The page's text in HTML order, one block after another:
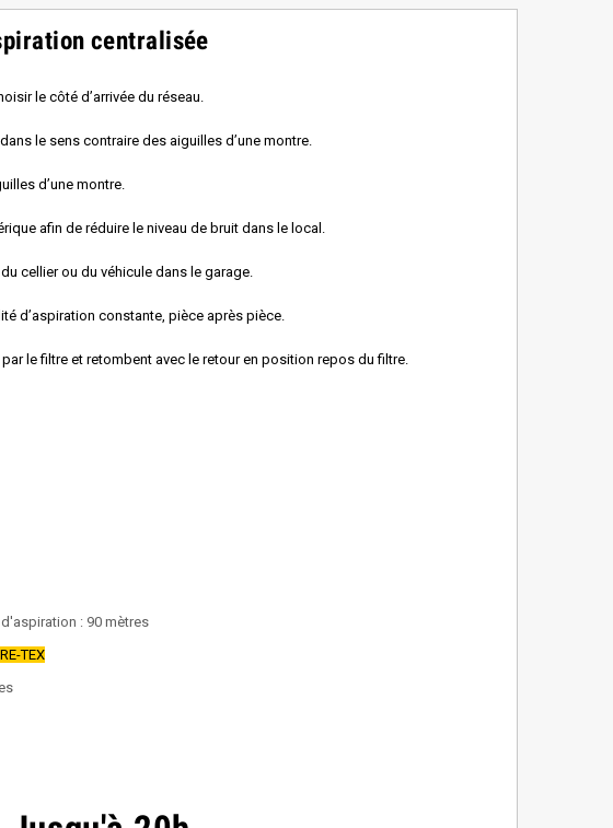
centralisée
le côté d’arrivée du réseau.
le sens contraire des aiguilles d’une montre.
d’une montre.
afin de réduire le niveau de bruit dans le local.
cellier ou du véhicule dans le garage.
d’aspiration constante, pièce après pièce.
le filtre et retombent avec le retour en position repos du filtre.
: 90 mètres
TEX